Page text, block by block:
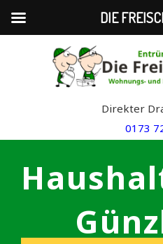
Direkter
0173
DIE